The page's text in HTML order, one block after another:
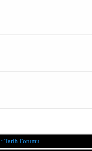
: Tarih Forumu